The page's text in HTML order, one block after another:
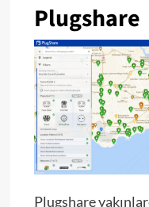
Plugshare
Plugshare